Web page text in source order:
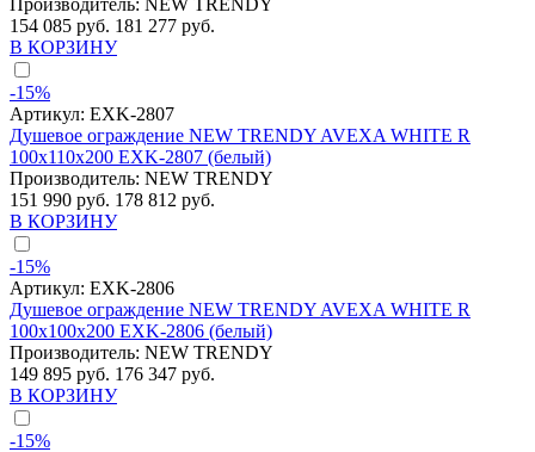
Производитель: NEW TRENDY
154 085 руб. 181 277 руб.
В КОРЗИНУ
-15%
Артикул: EXK-2807
Душевое ограждение NEW TRENDY AVEXA WHITE R
100x110x200 EXK-2807 (белый)
Производитель: NEW TRENDY
151 990 руб. 178 812 руб.
В КОРЗИНУ
-15%
Артикул: EXK-2806
Душевое ограждение NEW TRENDY AVEXA WHITE R
100x100x200 EXK-2806 (белый)
Производитель: NEW TRENDY
149 895 руб. 176 347 руб.
В КОРЗИНУ
-15%